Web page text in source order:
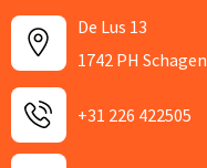
De Lus 13
1742 PH Schagen
+31 226 422505